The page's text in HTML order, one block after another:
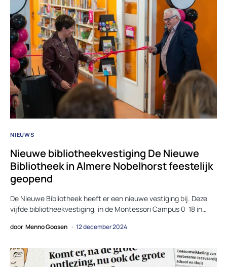
NIEUWS
Nieuwe bibliotheekvestiging De Nieuwe
Bibliotheek in Almere Nobelhorst feestelijk
geopend
De Nieuwe Bibliotheek heeft er een nieuwe vestiging bij. Deze
vijfde bibliotheekvestiging, in de Montessori Campus 0-18 in…
door Menno Goosen 12 december 2024